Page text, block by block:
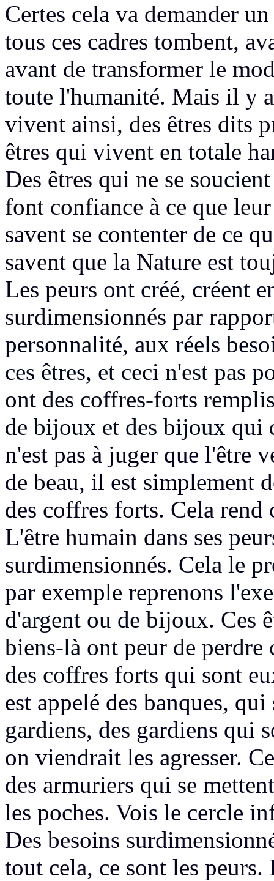
Certes cela va demander
tous ces cadres tombent,
avant de transformer le
toute l'humanité. Mais il y
vivent ainsi, des êtres dits
êtres qui vivent en totale
Des êtres qui ne se
font confiance à ce que
savent se contenter de ce
savent que la Nature est
Les peurs ont créé, créent
surdimensionnés par
personnalité, aux réels
ces êtres, et ceci n'est pas
ont des coffres-forts
de bijoux et des bijoux qui
n'est pas à juger que l'être
de beau, il est simplement
des coffres forts. Cela rend
L'être humain dans ses
surdimensionnés. Cela le
par exemple reprenons
d'argent ou de bijoux. Ces
biens-là ont peur de perdre
des coffres forts qui sont
est appelé des banques, qui
gardiens, des gardiens qui
on viendrait les agresser.
des armuriers qui se
les poches. Vois le cercle
Des besoins
tout cela, ce sont les peurs.